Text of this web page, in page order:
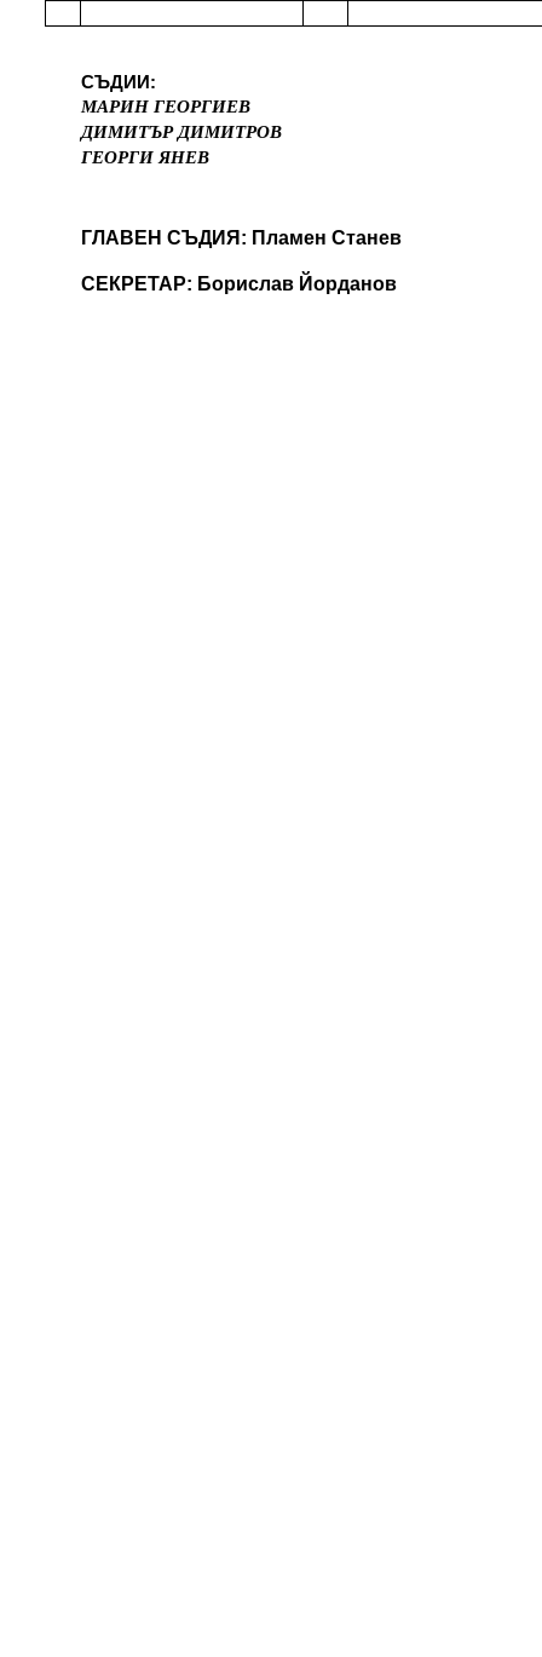
СЪДИИ:
МАРИН ГЕОРГИЕВ
ДИМИТЪР ДИМИТРОВ
ГЕОРГИ ЯНЕВ
ГЛАВЕН СЪДИЯ: Пламен Станев
СЕКРЕТАР: Борислав Йорданов